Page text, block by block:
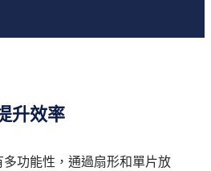
升效率
功能性，通過扇形和單片放